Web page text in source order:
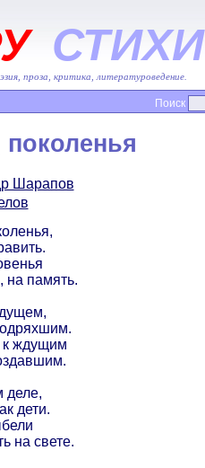
СТИХИ
проза, критика, литературоведение.
Поиск
Шарапов
на память.
к ждущим
деле,
дети.
на свете.